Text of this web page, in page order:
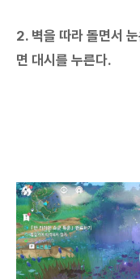
2. 벽을 따라 돌면서
면 대시를 누른다.